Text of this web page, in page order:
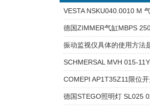
振动监视仪具体的使用方法
COMEPI AP1T35Z11限位